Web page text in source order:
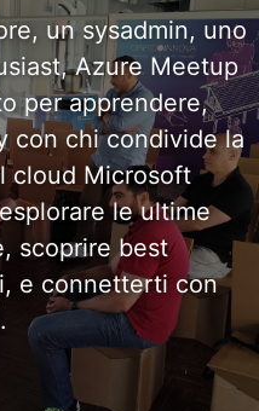
un sysadmin, uno
Azure Meetup
per apprendere,
con chi condivide la
cloud Microsoft
le ultime
scoprire best
e connetterti con